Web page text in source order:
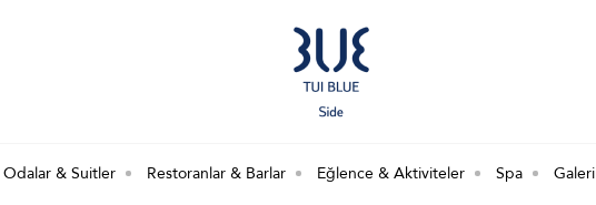
Odalar & Suitler Restoranlar & Barlar Eğlence & Aktiviteler Spa Galeri